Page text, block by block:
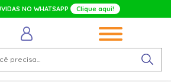
NO WHATSAPP Clique aqui!